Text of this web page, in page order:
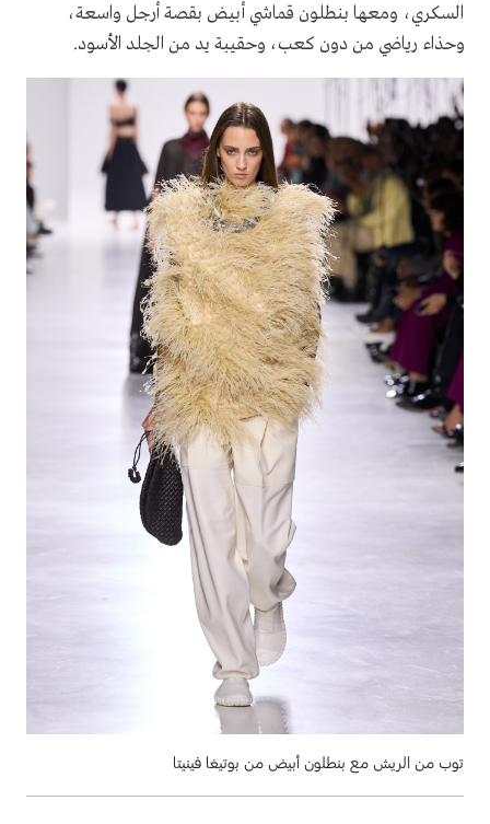
السكري، ومعها بنطلون قماشي أبيض بقصة أرجل واسعة،
وحذاء رياضي من دون كعب، وحقيبة يد من الجلد الأسود.
توب من الريش مع بنطلون أبيض من بوتيغا فينيتا